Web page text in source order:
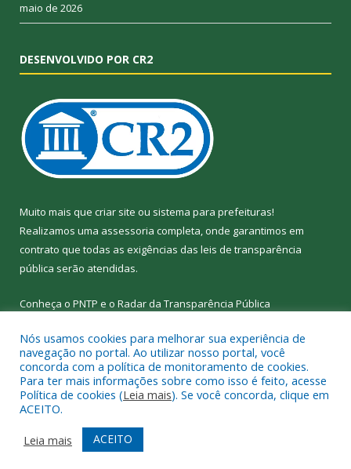
maio de 2026
DESENVOLVIDO POR CR2
Muito mais que criar site ou sistema para prefeituras!
Realizamos uma assessoria completa, onde garantimos em
contrato que todas as exigências das leis de transparência
pública serão atendidas.
Conheça o PNTP e o Radar da Transparência Pública
Todos os direitos reservados a Câmara Municipal de Nova
Ipixuna.
Mapa do Site
Acessar Área Administrativa
Acessar Webmail
Nós usamos cookies para melhorar sua experiência de
navegação no portal. Ao utilizar nosso portal, você
concorda com a política de monitoramento de cookies.
Para ter mais informações sobre como isso é feito, acesse
Política de cookies (Leia mais). Se você concorda, clique em
ACEITO.
Leia mais
ACEITO